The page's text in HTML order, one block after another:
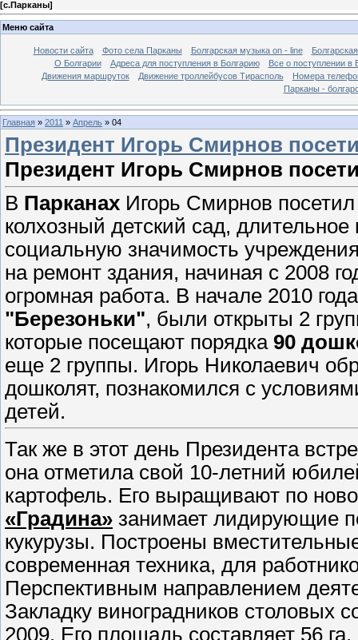
[с.Парканы]
Меню сайта
Новости сайта Фото села Парканы Болгарская музыка on - line
О Болгарии
Адреса для поступления в Болгарию
Все о поступлении в
Движения маршруток
Движение троллейбусов Тирасполь
Номера
Парканы -
Главная » 2011 » Апрель » 04
Президент Игорь Смирнов
Президент Игорь Смирнов
В Парканах Игорь Смирнов
колхозный детский сад,
социальную значимость
на ремонт здания, начиная с 2008
огромная работа. В начале 2010
"Березоньки", были открыты 2
которые посещают порядка 90
еще 2 группы. Игорь Николаевич
дошколят, познакомился с
детей.
Так же в этот день Президента
она отметила свой 10-летний
картофель. Его выращивают по
«Градина» занимает лидирующие
кукурузы. Построены
современная техника, для
Перспективным направлением
Закладку виноградников столовых
2009. Его площадь составляет 56